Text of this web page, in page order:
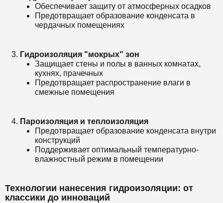
Обеспечивает защиту от атмосферных осадков
Предотвращает образование конденсата в
чердачных помещениях
Гидроизоляция "мокрых" зон
Защищает стены и полы в ванных комнатах,
кухнях, прачечных
Предотвращает распространение влаги в
смежные помещения
Пароизоляция и теплоизоляция
Предотвращает образование конденсата внутри
конструкций
Поддерживает оптимальный температурно-
влажностный режим в помещении
Технологии нанесения гидроизоляции: от
классики до инноваций